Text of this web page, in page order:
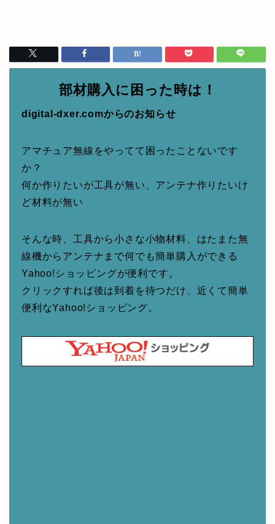
部材購入に困った時は！
digital-dxer.comからのお知らせ
アマチュア無線をやってて困ったことないです
か？
何か作りたいが工具が無い、アンテナ作りたいけ
ど材料が無い
そんな時、工具から小さな小物材料、はたまた無
線機からアンテナまで何でも簡単購入ができる
Yahoo!ショッピングが便利です。
クリックすれば後は到着を待つだけ、近くて簡単
便利なYahoo!ショッピング。